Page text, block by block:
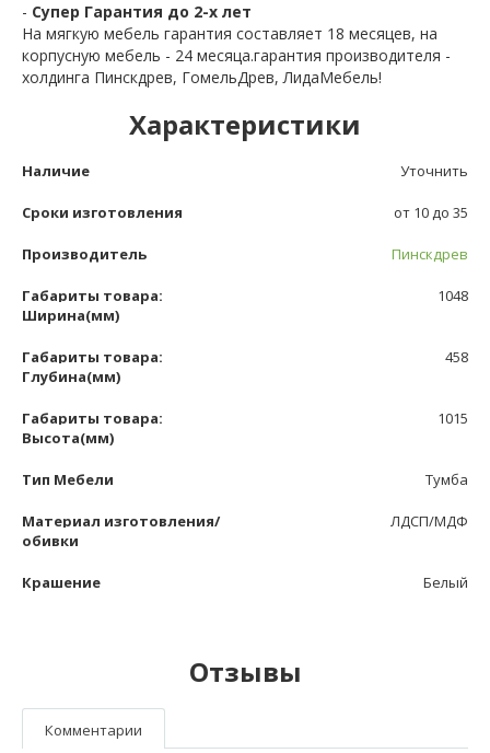
- Супер Гарантия до 2-х лет
На мягкую мебель гарантия составляет 18 месяцев, на
корпусную мебель - 24 месяца.гарантия производителя -
холдинга Пинскдрев, ГомельДрев, ЛидаМебель!
Характеристики
Наличие Уточнить
Сроки изготовления от 10 до 35
Производитель Пинскдрев
Габариты товара:
Ширина(мм)
1048
Габариты товара:
Глубина(мм)
458
Габариты товара:
Высота(мм)
1015
Тип Мебели Тумба
Материал изготовления/
обивки
ЛДСП/МДФ
Крашение Белый
Отзывы
Комментарии